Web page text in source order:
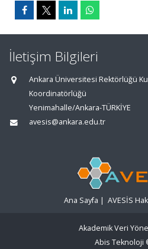
İletişim Bilgileri
Ankara Üniversitesi Rektörlüğü
Koordinatörlüğü
Yenimahalle/Ankara-TÜRKİYE
avesis@ankara.edu.tr
Ana Sayfa | AVESİS
Akademik Veri
Abis Teknoloji